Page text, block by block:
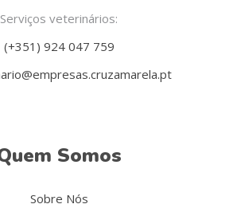
Serviços veterinários:
(+351) 924 047 759
Somos
Sobre Nós